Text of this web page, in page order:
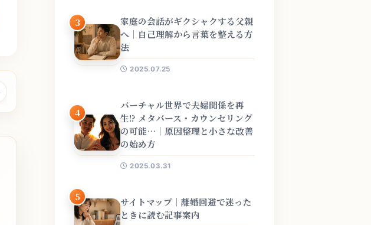
3
家庭の会話がギクシャクする父親
へ｜自己理解から言葉を整える方
法
2025.07.25
4
バーチャル世界で夫婦関係を再
生!? メタバース・カウンセリング
の可能…｜原因整理と小さな改善
の始め方
2025.03.31
5
サイトマップ｜離婚回避で迷った
ときに読む記事案内